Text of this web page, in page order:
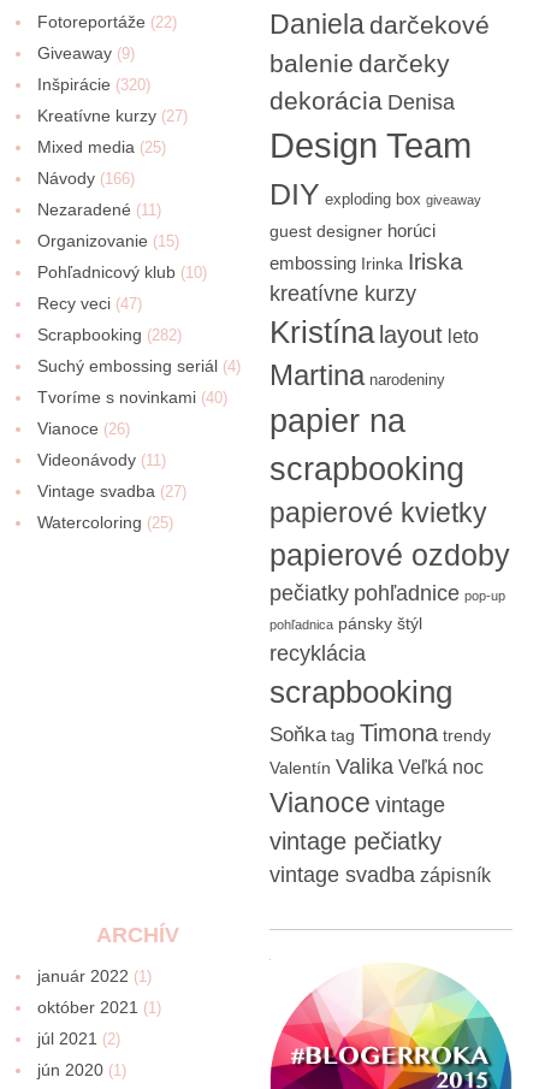
Fotoreportáže (22)
Giveaway (9)
Inšpirácie (320)
Kreatívne kurzy (27)
Mixed media (25)
Návody (166)
Nezaradené (11)
Organizovanie (15)
Pohľadnicový klub (10)
Recy veci (47)
Scrapbooking (282)
Suchý embossing seriál (4)
Tvoríme s novinkami (40)
Vianoce (26)
Videonávody (11)
Vintage svadba (27)
Watercoloring (25)
Daniela darčekové
balenie darčeky
dekorácia Denisa
Design Team
DIY exploding box giveaway
guest designer horúci
embossing Irinka Iriska
kreatívne kurzy
Kristína layout leto
Martina narodeniny
papier na
scrapbooking
papierové kvietky
papierové ozdoby
pečiatky pohľadnice pop-up
pohľadnica pánsky štýl
recyklácia
scrapbooking
Soňka tag Timona trendy
Valentín Valika Veľká noc
Vianoce vintage
vintage pečiatky
vintage svadba zápisník
ARCHÍV
január 2022 (1)
október 2021 (1)
júl 2021 (2)
jún 2020 (1)